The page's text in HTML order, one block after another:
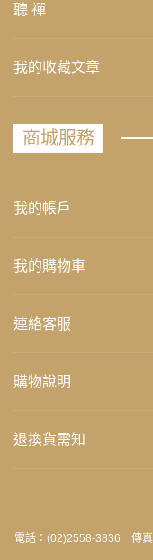
聽 禪
我的收藏文章
商城服務
我的帳戶
我的購物車
連絡客服
購物說明
退換貨需知
電話：(02)2558-3836 傳